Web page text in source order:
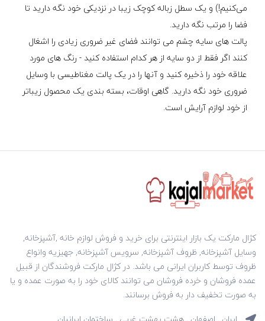
می‌کنیم!) و یک سطل زباله کوچک زیبا در نزدیکی خود نگه دارید تا
فضا را مرتب نگه دارید.
پالت های سایه چشم می توانند فضای غیر ضروری زیادی را اشغال
کنند اگر فقط از دو سایه از هر کدام استفاده کنید - رنگ های مورد
علاقه خود را ذخیره کنید و آنها را در یک پالت مغناطیسی با وسایل
ضروری خود نگه دارید. گاهی اوقات، بسته بندی یک محصول زیباتر
از خود لوازم آرایش است.
کژال مارکت یک بازار اینترنتی برای خرید و فروش لوازم خانه ,آشپزخانه,
وسایل آشپزخانه, ظروف آشپزخانه, سرویس آشپزخانه, جهیزیه وانواع
ظروف توسط کاربران ایرانی می باشد. در کژال مارکت فروشندگان از قبیل
عمده فروشان و خرده فروشان می توانند کالای خود را به صورت عمده و یا
به صورت تخفیف دار به فروش برسانند.